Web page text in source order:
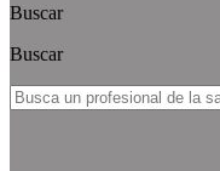
Buscar
Buscar